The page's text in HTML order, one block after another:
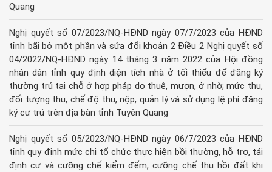
Quang
Nghị quyết số 07/2023/NQ-HĐND ngày 07/7/2023 của HĐND
tỉnh bãi bỏ một phần và sửa đổi khoản 2 Điều 2 Nghị quyết số
04/2022/NQ-HĐND ngày 14 tháng 3 năm 2022 của Hội đồng
nhân dân tỉnh quy định diện tích nhà ở tối thiểu để đăng ký
thường trú tại chỗ ở hợp pháp do thuê, mượn, ở nhờ; mức thu,
đối tượng thu, chế độ thu, nộp, quản lý và sử dụng lệ phí đăng
ký cư trú trên địa bàn tỉnh Tuyên Quang
Nghị quyết số 05/2023/NQ-HĐND ngày 06/7/2023 của HĐND
tỉnh quy định mức chi tổ chức thực hiện bồi thường, hỗ trợ, tái
định cư và cưỡng chế kiểm đếm, cưỡng chế thu hồi đất khi